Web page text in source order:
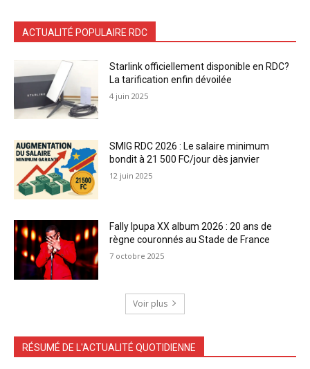
ACTUALITÉ POPULAIRE RDC
Starlink officiellement disponible en RDC?
La tarification enfin dévoilée
4 juin 2025
SMIG RDC 2026 : Le salaire minimum
bondit à 21 500 FC/jour dès janvier
12 juin 2025
Fally Ipupa XX album 2026 : 20 ans de
règne couronnés au Stade de France
7 octobre 2025
Voir plus
RÉSUMÉ DE L'ACTUALITÉ QUOTIDIENNE